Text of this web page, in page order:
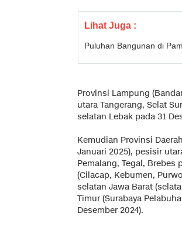
Lihat Juga :
Puluhan Bangunan di
Provinsi Lampung
utara Tangerang, Selat
selatan Lebak pada 31
Kemudian Provinsi
Januari 2025), pesisir
Pemalang, Tegal, Brebes
(Cilacap, Kebumen,
selatan Jawa Barat
Timur (Surabaya
Desember 2024).